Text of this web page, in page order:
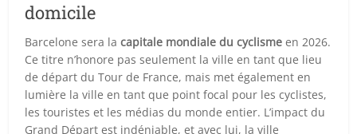
domicile
Barcelone sera lacapitale mondiale du cyclisme en 2026.
Ce titre n’honore pas seulement la ville en tant que lieu
de départ du Tour de France, mais met également en
lumière la ville en tant que point focal pour les cyclistes,
les touristes et les médias du monde entier. L’impact du
Grand Départ est indéniable, et avec lui, la ville